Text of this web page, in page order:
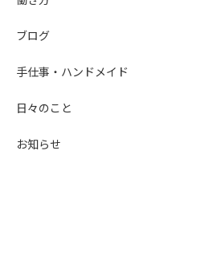
ブログ
手仕事・ハンドメイド
日々のこと
お知らせ